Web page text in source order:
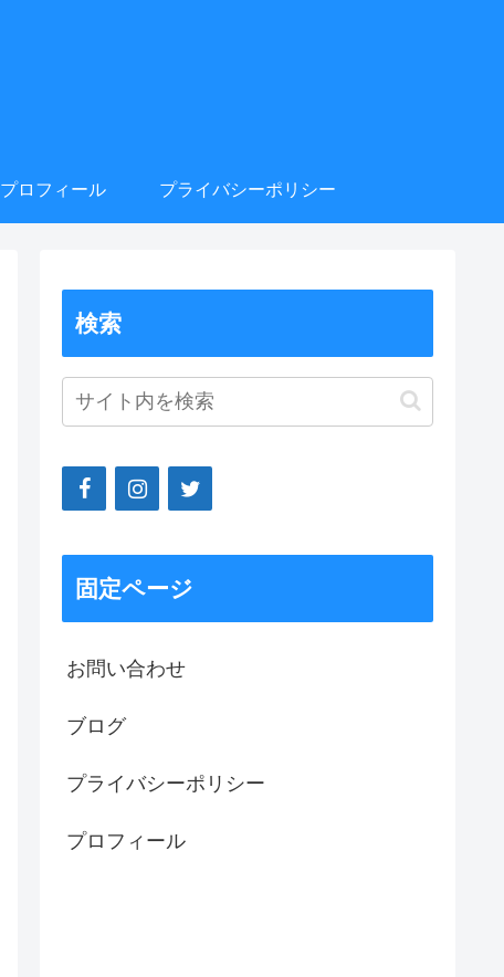
プロフィール プライバシーポリシー
検索
固定ページ
お問い合わせ
ブログ
プライバシーポリシー
プロフィール